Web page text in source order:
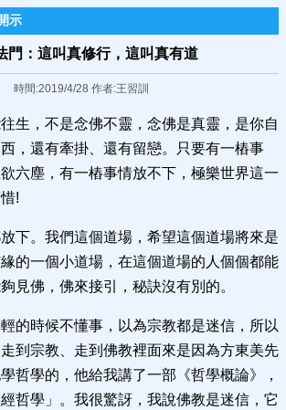
示
門：這叫真修行，這叫真有道
時間:2019/4/28 作者:王習訓
生，不是念佛不靈，念佛是真靈，是你自
，還有牽掛、還有留戀。只要有一樁事
六塵，有一樁事情放不下，極樂世界這一
!
下。我們這個道場，希望這個道場將來是
的一個小道場，在這個道場的人個個都能
見佛，佛來接引，秘訣沒有別的。
的時候不懂事，以為宗教都是迷信，所以
到宗教、走到佛教裡面來是因為方東美先
哲學的，他給我講了一部《哲學概論》，
哲學」。我很驚訝，我說佛教是迷信，它